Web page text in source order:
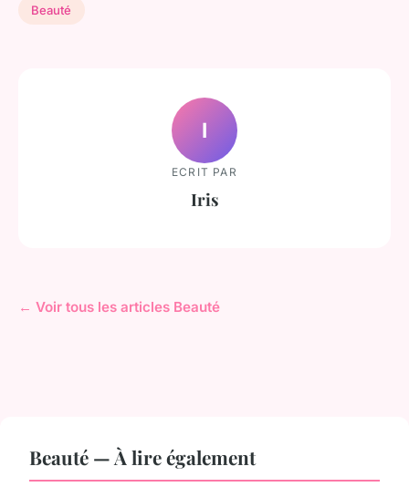
Beauté
I
ECRIT PAR
Iris
← Voir tous les articles Beauté
Beauté — À lire également